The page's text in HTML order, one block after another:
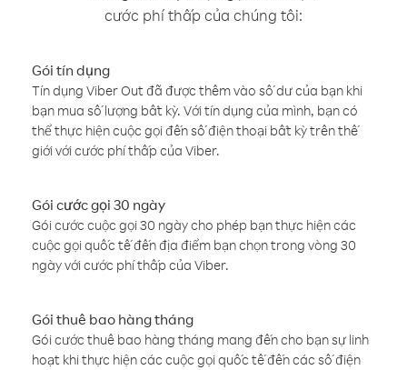
cước phí thấp của chúng tôi:
Gói tín dụng
Tín dụng Viber Out đã được thêm vào số dư của bạn khi
bạn mua số lượng bất kỳ. Với tín dụng của mình, bạn có
thể thực hiện cuộc gọi đến số điện thoại bất kỳ trên thế
giới với cước phí thấp của Viber.
Gói cước gọi 30 ngày
Gói cước cuộc gọi 30 ngày cho phép bạn thực hiện các
cuộc gọi quốc tế đến địa điểm bạn chọn trong vòng 30
ngày với cước phí thấp của Viber.
Gói thuê bao hàng tháng
Gói cước thuê bao hàng tháng mang đến cho bạn sự linh
hoạt khi thực hiện các cuộc gọi quốc tế đến các số điện